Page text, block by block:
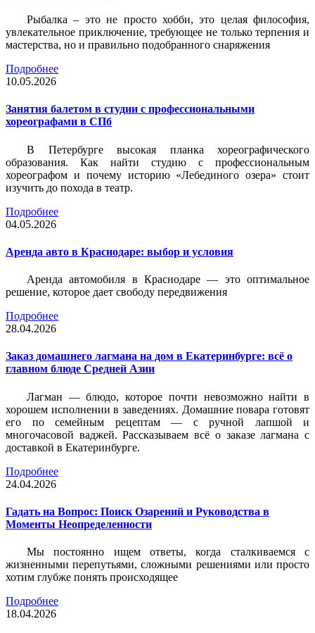
Рыбалка – это не просто хобби, это целая философия,
увлекательное приключение, требующее не только терпения и
мастерства, но и правильно подобранного снаряжения
Подробнее
10.05.2026
Занятия балетом в студии с профессиональными
хореографами в СПб
В Петербурге высокая планка хореографического
образования. Как найти студию с профессиональным
хореографом и почему историю «Лебединого озера» стоит
изучить до похода в театр.
Подробнее
04.05.2026
Аренда авто в Краснодаре: выбор и условия
Аренда автомобиля в Краснодаре — это оптимальное
решение, которое дает свободу передвижения
Подробнее
28.04.2026
Заказ домашнего лагмана на дом в Екатеринбурге: всё о
главном блюде Средней Азии
Лагман — блюдо, которое почти невозможно найти в
хорошем исполнении в заведениях. Домашние повара готовят
его по семейным рецептам — с ручной лапшой и
многочасовой ваджей. Рассказываем всё о заказе лагмана с
доставкой в Екатеринбурге.
Подробнее
24.04.2026
Гадать на Вопрос: Поиск Озарений и Руководства в
Моменты Неопределенности
Мы постоянно ищем ответы, когда сталкиваемся с
жизненными перепутьями, сложными решениями или просто
хотим глубже понять происходящее
Подробнее
18.04.2026